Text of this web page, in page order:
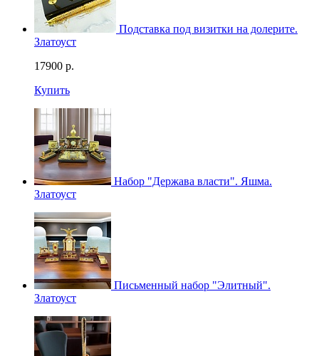
Подставка под визитки на долерите.
Златоуст
17900 р.
Купить
Набор "Держава власти". Яшма.
Златоуст
Письменный набор "Элитный".
Златоуст